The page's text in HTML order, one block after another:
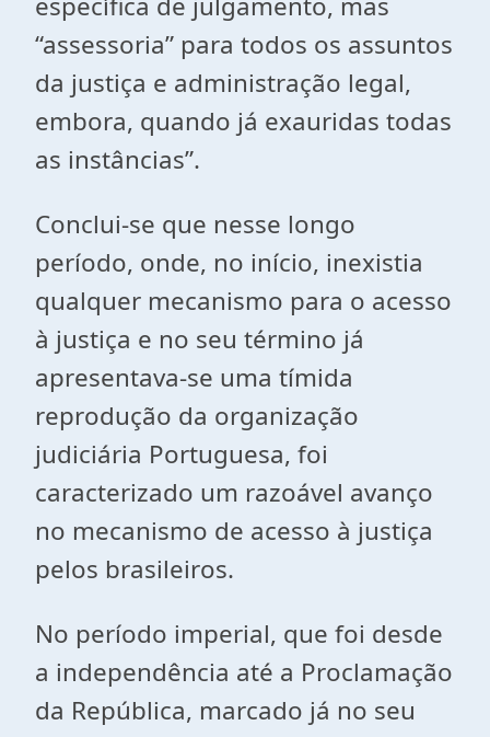
“assessoria” para todos os assuntos
da justiça e administração legal,
embora, quando já exauridas todas
as instâncias”.
Conclui-se que nesse longo
período, onde, no início, inexistia
qualquer mecanismo para o acesso
à justiça e no seu término já
apresentava-se uma tímida
reprodução da organização
judiciária Portuguesa, foi
caracterizado um razoável avanço
no mecanismo de acesso à justiça
pelos brasileiros.
No período imperial, que foi desde
a independência até a Proclamação
da República, marcado já no seu